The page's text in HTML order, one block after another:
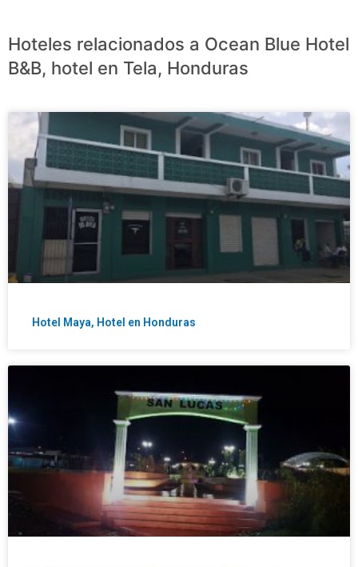
Hoteles relacionados a Ocean Blue Hotel
B&B, hotel en Tela, Honduras
Hotel Maya, Hotel en Honduras